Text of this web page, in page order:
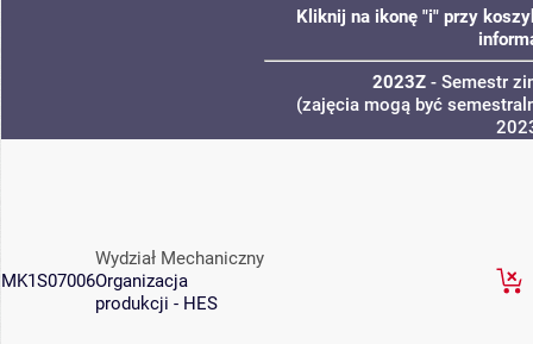
Kliknij na ikonę "i" przy
2023Z - Semestr
(zajęcia mogą być
MK1S07006
Wydział Mechaniczny
Organizacja
produkcji - HES